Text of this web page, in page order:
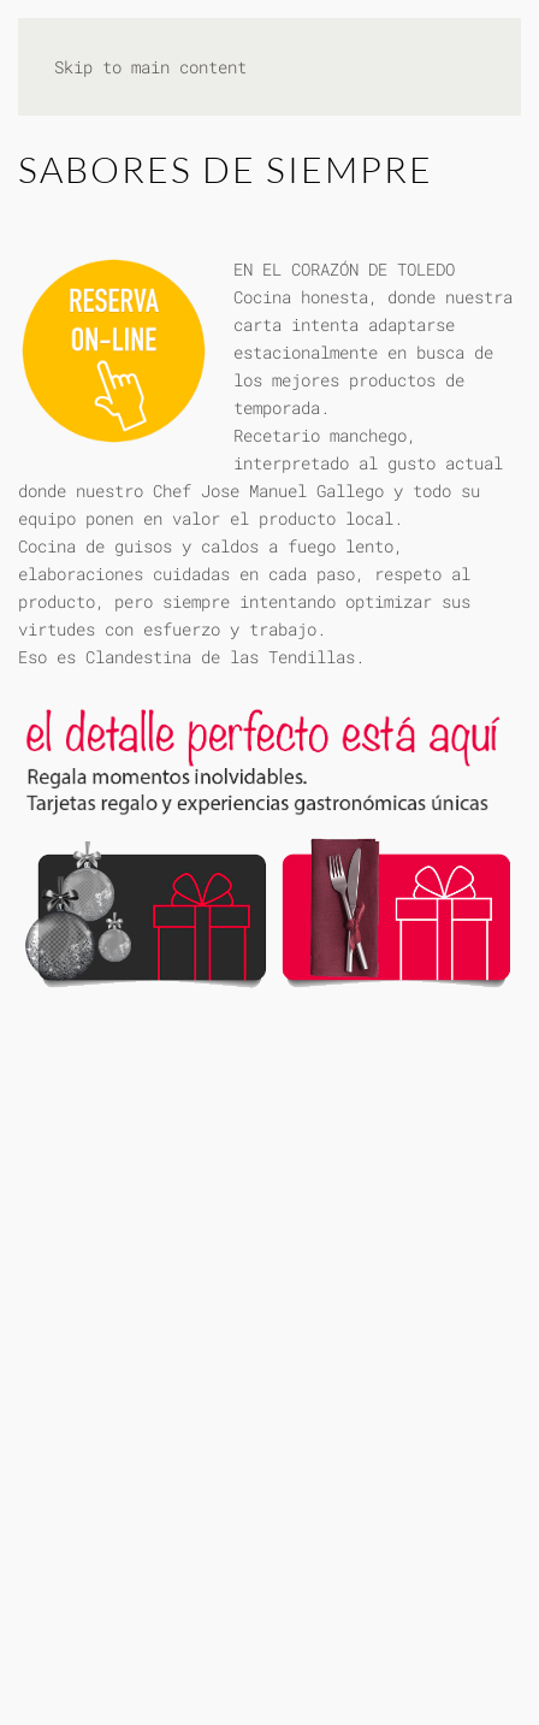
Skip to main content
SABORES DE SIEMPRE
EN EL CORAZÓN DE TOLEDO
Cocina honesta, donde nuestra
carta intenta adaptarse
estacionalmente en busca de
los mejores productos de
temporada.
Recetario manchego,
interpretado al gusto actual
donde nuestro Chef Jose Manuel Gallego y todo su
equipo ponen en valor el producto local.
Cocina de guisos y caldos a fuego lento,
elaboraciones cuidadas en cada paso, respeto al
producto, pero siempre intentando optimizar sus
virtudes con esfuerzo y trabajo.
Eso es Clandestina de las Tendillas.